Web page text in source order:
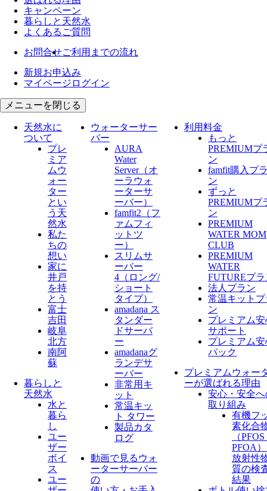
キャンペーン
暮らしと天然水
よくあるご質問
お問合せご利用までの流れ
新規お申込み
マイページログイン
メニューを閉じる
天然水に
ついて
プレ
ミア
ムウ
ォー
ター
とい
う天
然水
私た
ちの
想い
家に
井戸
を持
とう
富士
吉田
岐阜
北方
南阿
蘇
暮らしと
天然水
水と
暮ら
し
ユー
ザー
ボイ
ス
ユー
ウォーターサー
バー
AURA
Water
Server​（オ
ーラウォ
ーターサ
ーバー）
famfit2（フ
ァムフィ
ットツ
ー）
スリムサ
ーバー
4（ロング/
ショート
タイプ）
amadana ス
タンダー
ドサーバ
ー
amadanaグ
ランデサ
ーバー
非常用キ
ット
常温キッ
ト タワー
製品カタ
ログ
動画で見るウォ
ーターサーバー
の
利用料金
もっと
PREMIUMプ
ン
famfit購入プ
ン
ずっと
PREMIUMプ
ン
PREMIUM
WATER MOM
CLUB
PREMIUM
WATER
FUTUREプラ
法人プラン
常温キットプ
ン
プレミアム安
サポート
プレミアム安
パック
プレミアムウォー
ーが選ばれる理由
安心・安全へ
取り組み
有機フ
素化合
（
PFOA
放射性
質の検
結果